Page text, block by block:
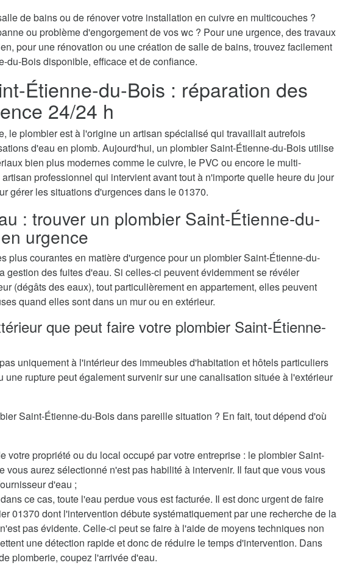
de bains ou de rénover votre installation en cuivre en multicouches ?
ou problème d'engorgement de vos wc ? Pour une urgence, des travaux
pour une rénovation ou une création de salle de bains, trouvez facilement
du-Bois disponible, efficace et de confiance.
Étienne-du-Bois : réparation des
24/24 h
le plombier est à l'origine un artisan spécialisé qui travaillait autrefois
d'eau en plomb. Aujourd'hui, un plombier Saint-Étienne-du-Bois utilise
bien plus modernes comme le cuivre, le PVC ou encore le multi-
professionnel qui intervient avant tout à n'importe quelle heure du jour
gérer les situations d'urgences dans le 01370.
: trouver un plombier Saint-Étienne-du-
urgence
plus courantes en matière d'urgence pour un plombier Saint-Étienne-du-
gestion des fuites d'eau. Si celles-ci peuvent évidemment se révéler
(dégâts des eaux), tout particulièrement en appartement, elles peuvent
quand elles sont dans un mur ou en extérieur.
que peut faire votre plombier Saint-Étienne-
uniquement à l'intérieur des immeubles d'habitation et hôtels particuliers
une rupture peut également survenir sur une canalisation située à l'extérieur
Saint-Étienne-du-Bois dans pareille situation ? En fait, tout dépend d'où
votre propriété ou du local occupé par votre entreprise : le plombier Saint-
vous aurez sélectionné n'est pas habilité à intervenir. Il faut que vous vous
d'eau ;
ce cas, toute l'eau perdue vous est facturée. Il est donc urgent de faire
01370 dont l'intervention débute systématiquement par une recherche de la
pas évidente. Celle-ci peut se faire à l'aide de moyens techniques non
une détection rapide et donc de réduire le temps d'intervention. Dans
plomberie, coupez l'arrivée d'eau.